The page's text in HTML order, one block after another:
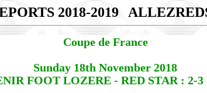
2018-2019
Coupe de France
Sunday 18th November 2018
FOOT LOZERE - RED STAR : 2-3